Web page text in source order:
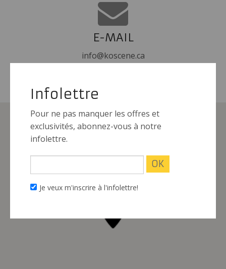
E-MAIL
info@koscene.ca
This page can't load Google Maps correctly.
Infolettre
Pour ne pas manquer les offres et
exclusivités, abonnez-vous à notre
infolettre.
Je veux m'inscrire à l'infolettre!